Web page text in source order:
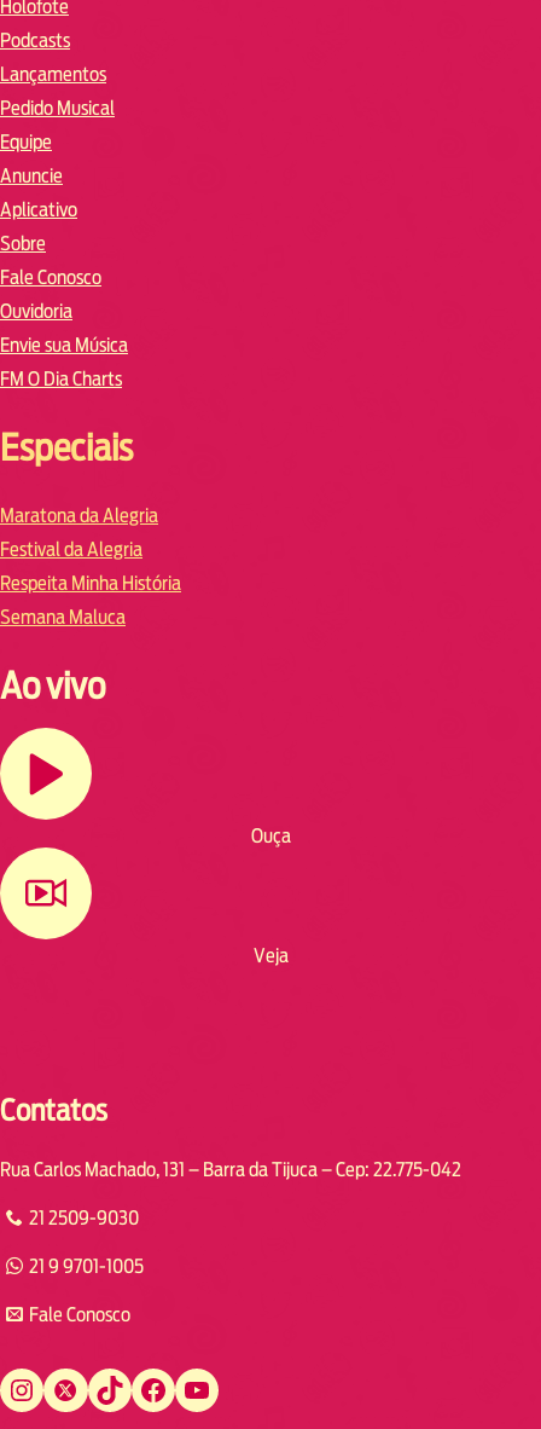
Holofote
Podcasts
Lançamentos
Pedido Musical
Equipe
Anuncie
Aplicativo
Sobre
Fale Conosco
Ouvidoria
Envie sua Música
FM O Dia Charts
Especiais
Maratona da Alegria
Festival da Alegria
Respeita Minha História
Semana Maluca
Ao vivo
Ouça
Veja
Contatos
Rua Carlos Machado, 131 – Barra da Tijuca – Cep: 22.775-042
21 2509-9030
21 9 9701-1005
Fale Conosco
Instagram Twitter TikTok Facebook YouTube